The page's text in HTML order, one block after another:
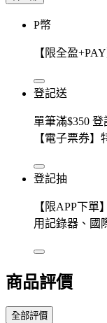
P幣
【限全盈
登記送
單筆滿$350
【電子票券
登記抽
【限APP下單
用記錄器、國
商品評價
全部評價